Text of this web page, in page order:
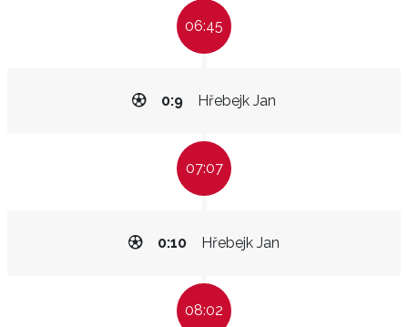
06:45
Hřebejk Jan
0:9
07:07
Hřebejk Jan
0:10
08:02